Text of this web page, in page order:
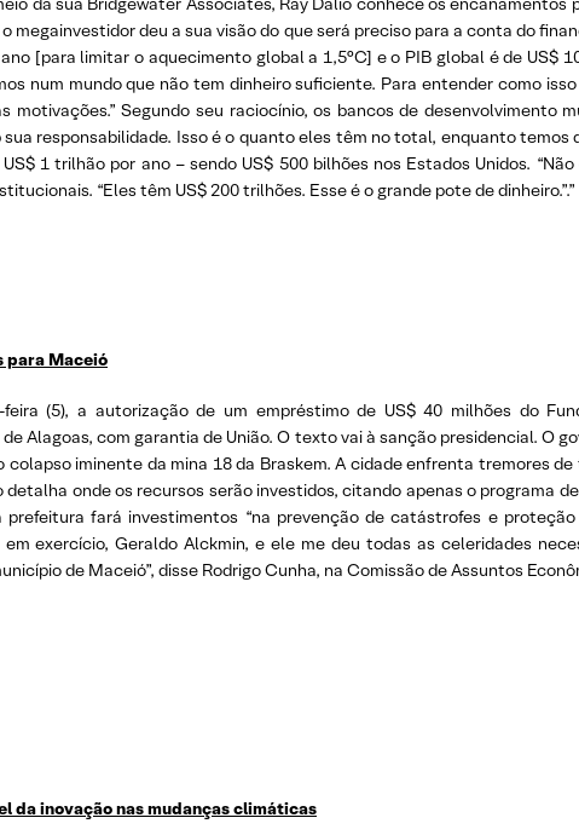
megainvestidor deu a sua visão do que será preciso para a conta do
[para limitar o aquecimento global a 1,5°C] e o PIB global é de US$
num mundo que não tem dinheiro suficiente. Para entender como
motivações.” Segundo seu raciocínio, os bancos de desenvolvimento
responsabilidade. Isso é o quanto eles têm no total, enquanto temos
1 trilhão por ano – sendo US$ 500 bilhões nos Estados Unidos.
“Eles têm US$ 200 trilhões. Esse é o grande pote de dinheiro.”.”
para Maceió
(5), a autorização de um empréstimo de US$ 40 milhões do
Alagoas, com garantia de União. O texto vai à sanção presidencial. O
iminente da mina 18 da Braskem. A cidade enfrenta tremores
onde os recursos serão investidos, citando apenas o programa
prefeitura fará investimentos “na prevenção de catástrofes e
exercício, Geraldo Alckmin, e ele me deu todas as celeridades
de Maceió”, disse Rodrigo Cunha, na Comissão de Assuntos
da inovação nas mudanças climáticas